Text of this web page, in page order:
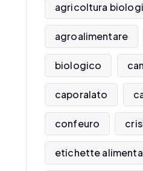
agricoltura
agroalimentare
biologico
caporalato
confeuro
etichette